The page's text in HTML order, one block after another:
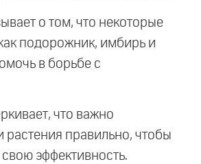
о том, что некоторые
подорожник, имбирь и
в борьбе с
что важно
растения правильно, чтобы
эффективность.